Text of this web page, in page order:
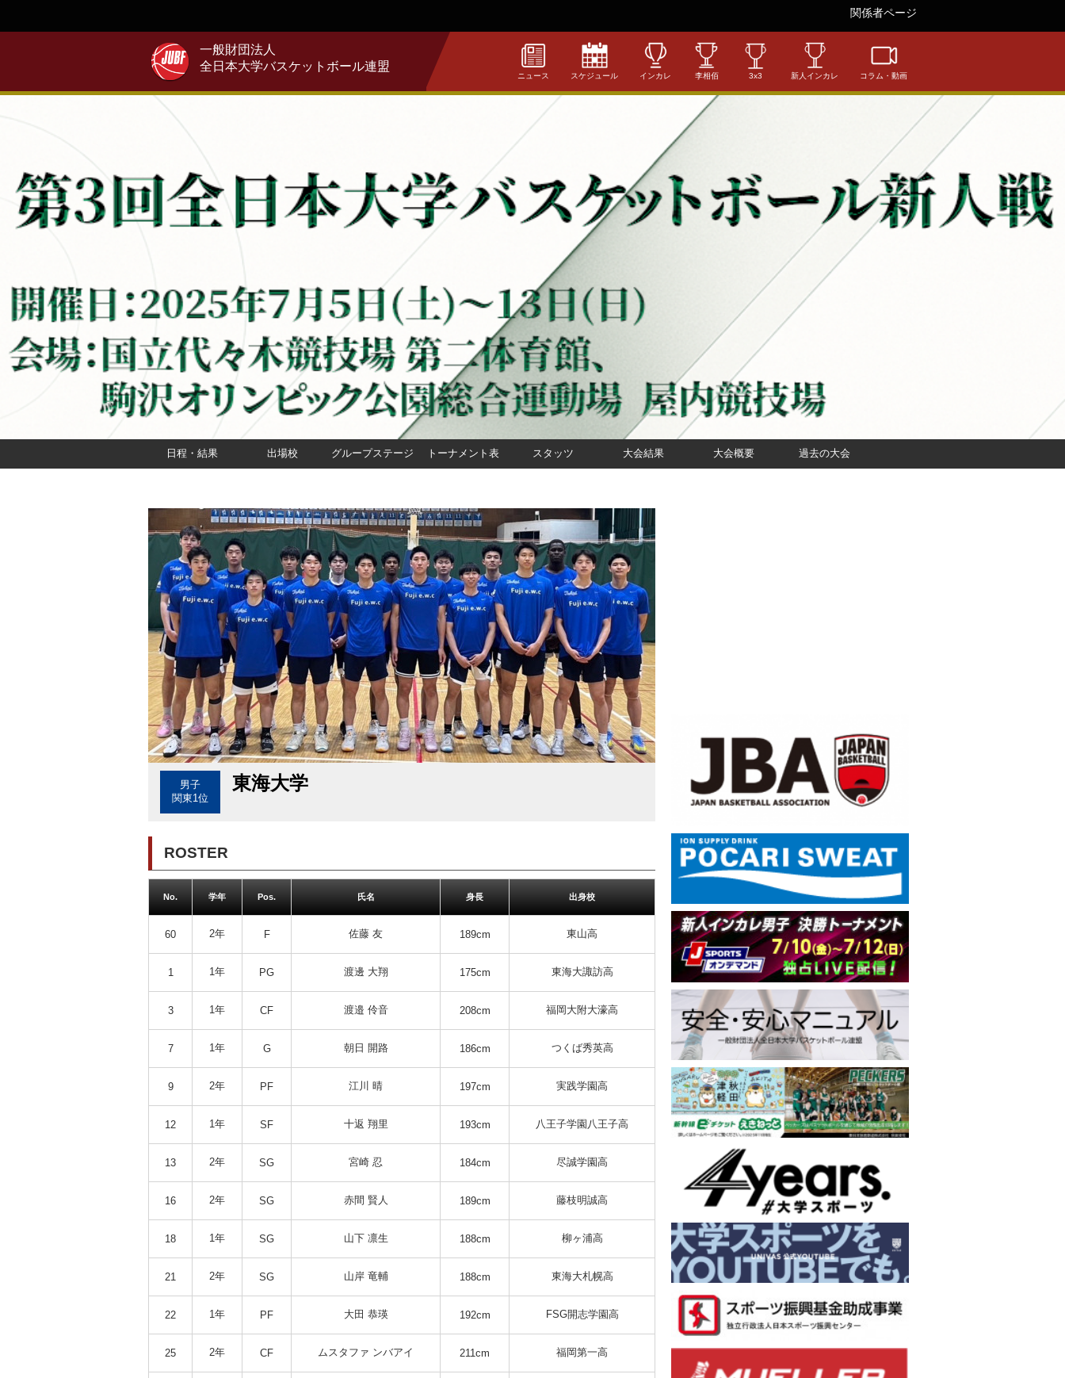
関係者ページ
一般財団法人
全日本大学バスケットボール連盟
ニュース スケジュール インカレ 李相佰 3x3 新人インカレ コラム・動画
日程・結果 出場校 グループステージ トーナメント表 スタッツ 大会結果 大会概要 過去の大会
男子
関東1位
東海大学
ROSTER
No. 学年 Pos. 氏名 身長 出身校
60 2年 F 佐藤 友 189cm 東山高
1 1年 PG 渡邊 大翔 175cm 東海大諏訪高
3 1年 CF 渡邉 伶音 208cm 福岡大附大濠高
7 1年 G 朝日 開路 186cm つくば秀英高
9 2年 PF 江川 晴 197cm 実践学園高
12 1年 SF 十返 翔里 193cm 八王子学園八王子高
13 2年 SG 宮崎 忍 184cm 尽誠学園高
16 2年 SG 赤間 賢人 189cm 藤枝明誠高
18 1年 SG 山下 凛生 188cm 柳ヶ浦高
21 2年 SG 山岸 竜輔 188cm 東海大札幌高
22 1年 PF 大田 恭瑛 192cm FSG開志学園高
25 2年 CF ムスタファ ンバアイ 211cm 福岡第一高